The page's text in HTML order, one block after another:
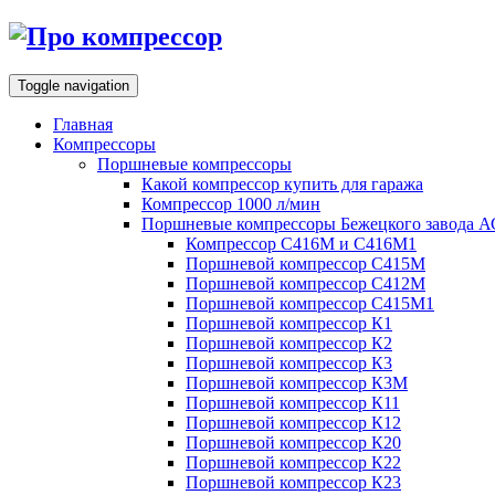
Toggle navigation
Главная
Компрессоры
Поршневые компрессоры
Какой компрессор купить для гаража
Компрессор 1000 л/мин
Поршневые компрессоры Бежецкого завода
Компрессор С416М и С416М1
Поршневой компрессор С415М
Поршневой компрессор С412М
Поршневой компрессор С415М1
Поршневой компрессор К1
Поршневой компрессор К2
Поршневой компрессор К3
Поршневой компрессор К3М
Поршневой компрессор К11
Поршневой компрессор К12
Поршневой компрессор К20
Поршневой компрессор К22
Поршневой компрессор К23